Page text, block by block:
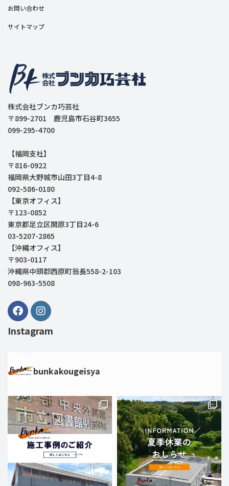
お問い合わせ
サイトマップ
株式会社ブンカ巧芸社
〒899-2701 鹿児島市石谷町3655
099-295-4700
【福岡支社】
〒816-0922
福岡県大野城市山田3丁目4-8
092-586-0180
【東京オフィス】
〒123-0852
東京都足立区関原3丁目24-6
03-5207-2865
【沖縄オフィス】
〒903-0117
沖縄県中頭郡西原町翁長558-2-103
098-963-5508
Instagram
bunkakougeisya